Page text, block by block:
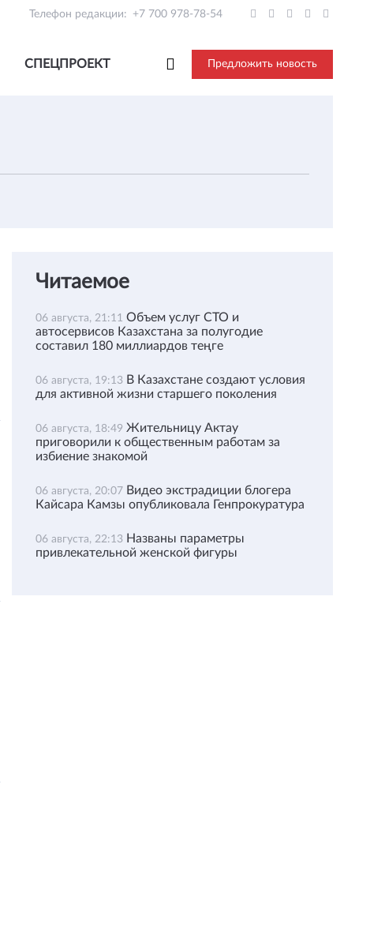
Телефон редакции: +7 700 978-78-54
СПЕЦПРОЕКТ Предложить новость
Читаемое
06 августа, 21:11 Объем услуг СТО и
автосервисов Казахстана за полугодие
составил 180 миллиардов теңге
06 августа, 19:13 В Казахстане создают условия
для активной жизни старшего поколения
06 августа, 18:49 Жительницу Актау
приговорили к общественным работам за
избиение знакомой
06 августа, 20:07 Видео экстрадиции блогера
Кайсара Камзы опубликовала Генпрокуратура
06 августа, 22:13 Названы параметры
привлекательной женской фигуры